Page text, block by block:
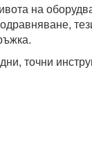
на
точни